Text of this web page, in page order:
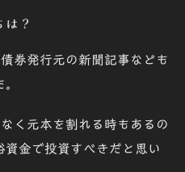
は？
券発行元の新聞記事なども
く元本を割れる時もあるの
金で投資すべきだと思い